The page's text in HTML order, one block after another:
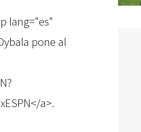
lang="es"
pone al
a>.